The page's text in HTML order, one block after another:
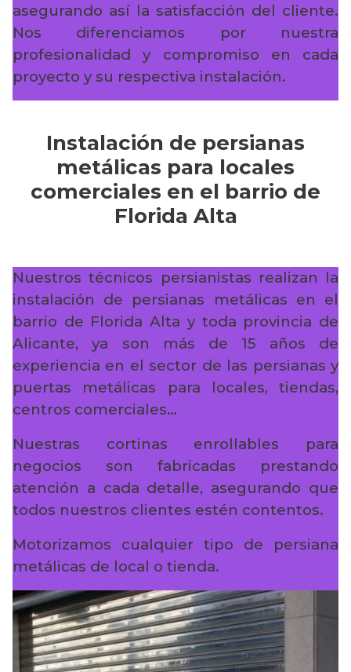
asegurando así la satisfacción del cliente.
Nos diferenciamos por nuestra
profesionalidad y compromiso en cada
proyecto y su respectiva instalación.
Instalación de persianas
metálicas para locales
comerciales en el barrio de
Florida Alta
Nuestros técnicos persianistas realizan la
instalación de persianas metálicas en el
barrio de Florida Alta y toda provincia de
Alicante, ya son más de 15 años de
experiencia en el sector de las persianas y
puertas metálicas para locales, tiendas,
centros comerciales…
Nuestras cortinas enrollables para
negocios son fabricadas prestando
atención a cada detalle, asegurando que
todos nuestros clientes estén contentos.
Motorizamos cualquier tipo de persiana
metálicas de local o tienda.